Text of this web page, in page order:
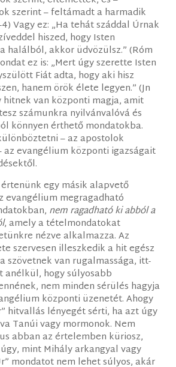
szerint – feltámadt a harmadik
Vagy ez: „Ha tehát száddal Úrnak
hiszed, hogy Isten
halálból, akkor üdvözülsz.” (Róm
ez is: „Mert úgy szerette Isten
Fiát adta, hogy aki hisz
hanem örök élete legyen.” (Jn
hitnek van központi magja, amit
számunkra nyilvánvalóvá és
könnyen érthető mondatokba.
– az apostolok
evangélium központi igazságait
egy másik alapvető
evangélium megragadható
nem ragadható ki abból a
, amely a tételmondatokat
nézve alkalmazza. Az
szervesen illeszkedik a hit egész
szövetnek van rugalmassága, itt-
anélkül, hogy súlyosabb
nem minden sérülés hagyja
központi üzenetét. Ahogy
hitvallás lényegét sérti, ha azt úgy
Tanúi vagy mormonok. Nem
abban az értelemben küriosz,
mint Mihály arkangyal vagy
mondatot nem lehet súlyos, akár